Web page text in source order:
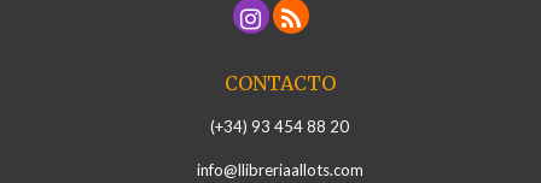
CONTACTO
(+34) 93 454 88 20
info@llibreriaallots.com